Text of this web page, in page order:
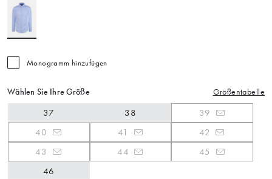
Monogramm hinzufügen
Wählen Sie Ihre Größe Größentabelle
37 38
39
40
41
42
43
44
45
46